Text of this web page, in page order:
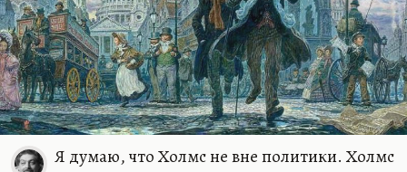
Я думаю, что Холмс не вне политики. Холмс